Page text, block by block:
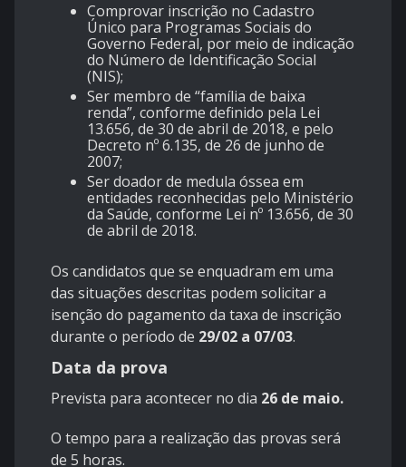
Comprovar inscrição no Cadastro
Único para Programas Sociais do
Governo Federal, por meio de indicação
do Número de Identificação Social
(NIS);
Ser membro de “família de baixa
renda”, conforme definido pela Lei
13.656, de 30 de abril de 2018, e pelo
Decreto nº 6.135, de 26 de junho de
2007;
Ser doador de medula óssea em
entidades reconhecidas pelo Ministério
da Saúde, conforme Lei nº 13.656, de 30
de abril de 2018.
Os candidatos que se enquadram em uma
das situações descritas podem solicitar a
isenção do pagamento da taxa de inscrição
durante o período de 29/02 a 07/03.
Data da prova
Prevista para acontecer no dia 26 de maio.
O tempo para a realização das provas será
de 5 horas.